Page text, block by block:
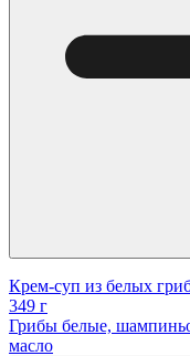
Крем-суп из белых
349 г
Грибы белые,
масло